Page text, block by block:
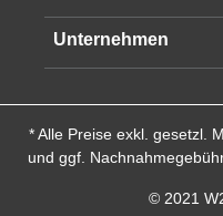
Unternehmen
* Alle Preise exkl. gesetzl.
und ggf.
© 2021